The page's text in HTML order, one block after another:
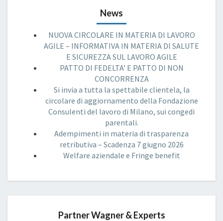
News
NUOVA CIRCOLARE IN MATERIA DI LAVORO
AGILE – INFORMATIVA IN MATERIA DI SALUTE
E SICUREZZA SUL LAVORO AGILE
PATTO DI FEDELTA’ E PATTO DI NON
CONCORRENZA
Si invia a tutta la spettabile clientela, la
circolare di aggiornamento della Fondazione
Consulenti del lavoro di Milano, sui congedi
parentali.
Adempimenti in materia di trasparenza
retributiva – Scadenza 7 giugno 2026
Welfare aziendale e Fringe benefit
Partner Wagner & Experts